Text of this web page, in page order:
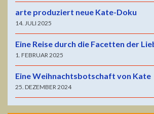
arte produziert neue Kate-Doku
14. JULI 2025
Eine Reise durch die Facetten der
1. FEBRUAR 2025
Eine Weihnachtsbotschaft von Kate
25. DEZEMBER 2024